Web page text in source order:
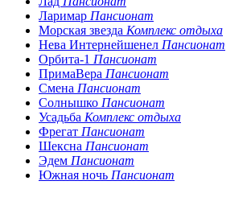
Ларимар Пансионат
Морская звезда Комплекс отдыха
Нева Интернейшенел Пансионат
Орбита-1 Пансионат
ПримаВера Пансионат
Смена Пансионат
Солнышко Пансионат
Усадьба Комплекс отдыха
Фрегат Пансионат
Шексна Пансионат
Эдем Пансионат
Южная ночь Пансионат